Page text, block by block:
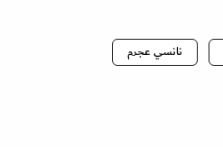
نانسي عجرم